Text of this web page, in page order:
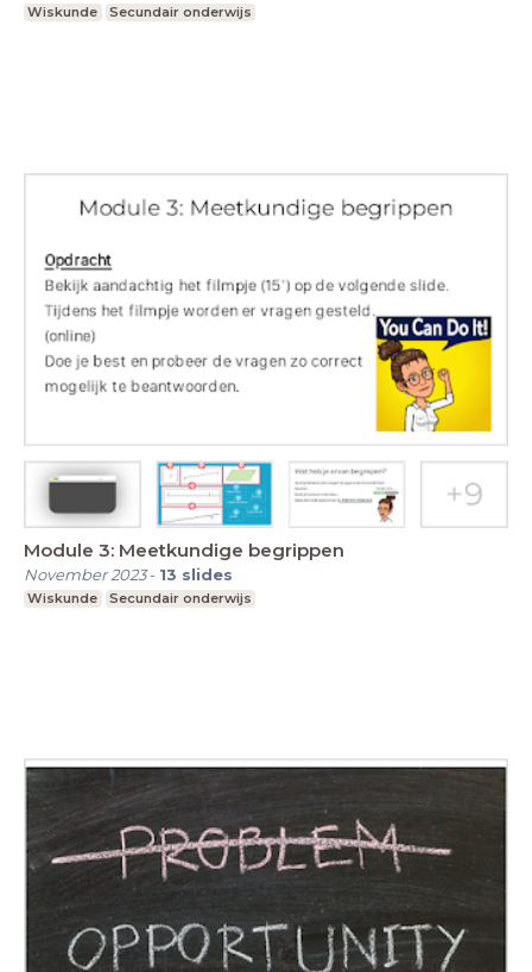
Wiskunde Secundair onderwijs
Module 3: Meetkundige begrippen
November 2023- 13 slides
Wiskunde Secundair onderwijs